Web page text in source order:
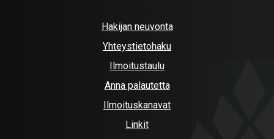
Hakijan neuvonta
Yhteystietohaku
Ilmoitustaulu
Anna palautetta
Ilmoituskanavat
Linkit